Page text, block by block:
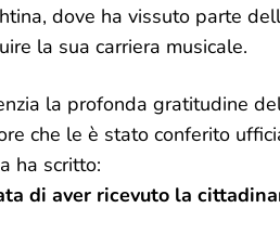
dove ha vissuto parte
la sua carriera musicale.
la profonda gratitudine
che le è stato conferito
ha scritto:
di aver ricevuto la